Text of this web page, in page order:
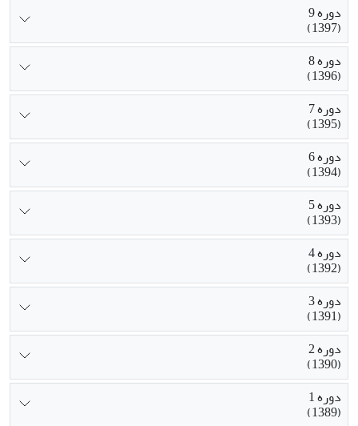
دوره 9
(1397)
دوره 8
(1396)
دوره 7
(1395)
دوره 6
(1394)
دوره 5
(1393)
دوره 4
(1392)
دوره 3
(1391)
دوره 2
(1390)
دوره 1
(1389)